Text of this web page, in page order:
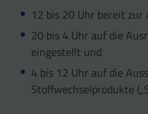
12 bis 20 Uhr bereit
20 bis 4 Uhr auf die
eingestellt und
4 bis 12 Uhr auf die
Stoffwechselprodukte